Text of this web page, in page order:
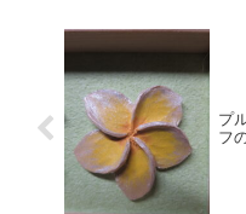
プ
フ